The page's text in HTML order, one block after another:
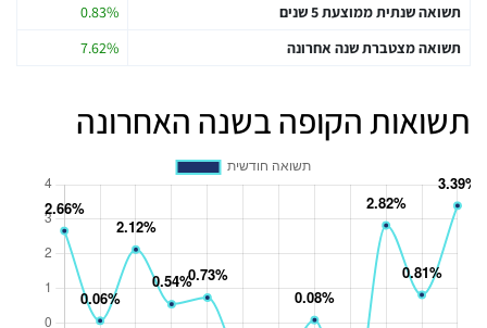
תשואה שנתית ממוצעת 5 שנים
0.83%
תשואה מצטברת שנה אחרונה
7.62%
תשואות הקופה בשנה האחרונה